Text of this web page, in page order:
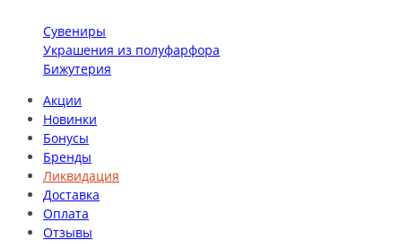
Сувениры
Украшения из полуфарфора
Бижутерия
Акции
Новинки
Бонусы
Бренды
Ликвидация
Доставка
Оплата
Отзывы